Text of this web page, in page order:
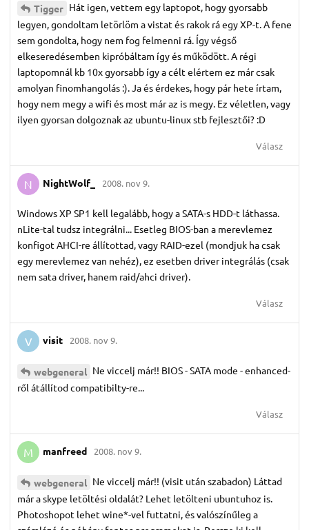
Tigger Hát igen, vettem egy laptopot, hogy gyorsabb
legyen, gondoltam letörlöm a vistat és rakok rá egy XP-t. A fene
sem gondolta, hogy nem fog felmenni rá. Így végső
elkeseredésemben kipróbáltam így és működött. A régi
laptopomnál kb 10x gyorsabb így a célt elértem ez már csak
amolyan finomhangolás :). Ja és érdekes, hogy pár hete írtam,
hogy nem megy a wifi és most már az is megy. Ez véletlen, vagy
ilyen gyorsan dolgoznak az ubuntu-linux stb fejlesztői? :D
Válasz
N NightWolf_ 2008. nov 9.
Windows XP SP1 kell legalább, hogy a SATA-s HDD-t láthassa.
nLite-tal tudsz integrálni... Esetleg BIOS-ban a merevlemez
konfigot AHCI-re állítottad, vagy RAID-ezel (mondjuk ha csak
egy merevlemez van nehéz), ez esetben driver integrálás (csak
nem sata driver, hanem raid/ahci driver).
Válasz
V visit 2008. nov 9.
webgeneral Ne viccelj már!! BIOS - SATA mode - enhanced-
ről átállítod compatibilty-re...
Válasz
M manfreed 2008. nov 9.
webgeneral Ne viccelj már!! (visit után szabadon) Láttad
már a skype letöltési oldalát? Lehet letölteni ubuntuhoz is.
Photoshopot lehet wine*-vel futtatni, és valószínűleg a